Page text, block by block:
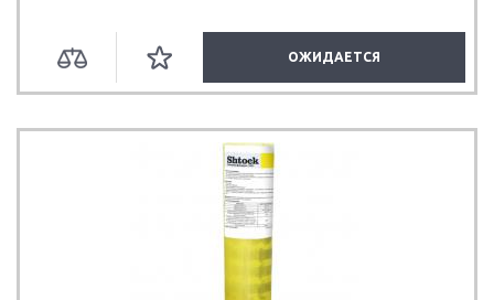
ОЖИДАЕТСЯ